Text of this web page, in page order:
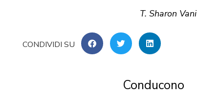
T. Sharon Vani
Conducono